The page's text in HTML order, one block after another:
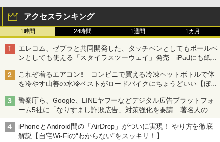
アクセスランキング
1時間 24時間 1週間 1カ月
エレコム、ゼブラと共同開発した、タッチペンとしてもボールペ
ンとしても使える「スタイラスツーウェイ」発売 iPadにも紙に
も、持ち替えずに書き込める
これぞ着るエアコン!! コンビニで買える冷凍ペットボトルで体
を冷やす山善の水冷ベストがロードバイクにちょうどいい【ぼっ
ち・ざ・ろーど！その14】【空いた時間でなにしてる？】
警察庁ら、Google、LINEヤフーなどデジタル広告プラットフォ
ーム5社に「なりすまし詐欺広告」対策強化を要請 著名人の写
真や映像を使った投資詐欺などへの対策として
iPhoneとAndroid間の「AirDrop」がついに実現！ やり方を徹底
解説【自宅Wi-Fiの“わからない”をスッキリ！】